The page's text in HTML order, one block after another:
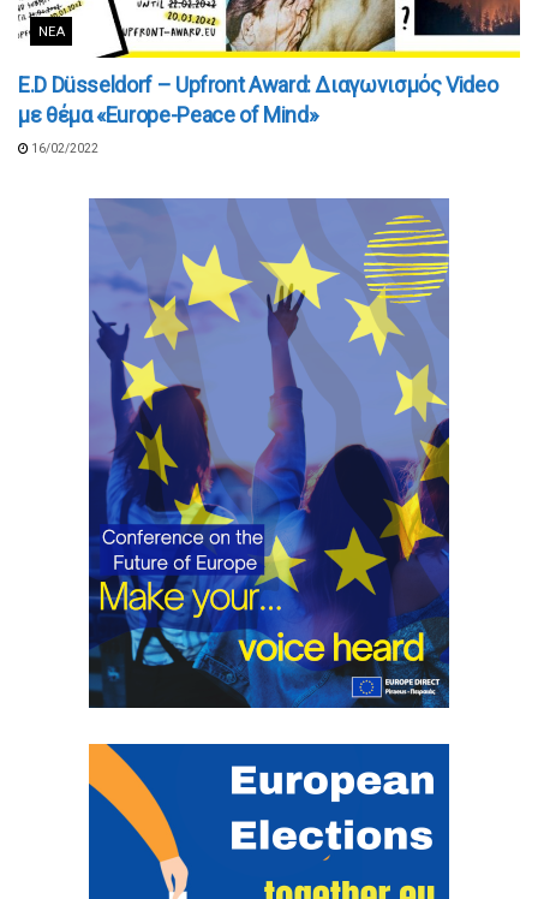
ΝΈΑ
E.D Düsseldorf – Upfront Award: Διαγωνισμός Video
με θέμα «Europe-Peace of Mind»
16/02/2022